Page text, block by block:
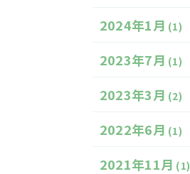
2024年1月 (1)
2023年7月 (1)
2023年3月 (2)
2022年6月 (1)
2021年11月 (1)